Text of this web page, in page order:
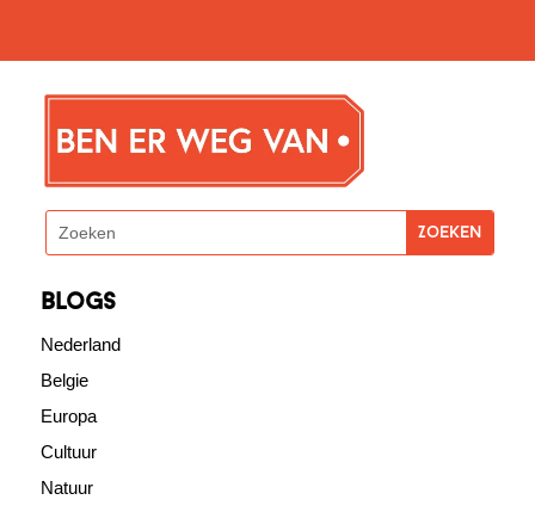
blogs
Nederland
Belgie
Europa
Cultuur
Natuur